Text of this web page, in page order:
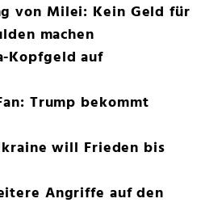
von Milei: Kein Geld für
machen
Kopfgeld auf
Trump bekommt
will Frieden bis
Angriffe auf den